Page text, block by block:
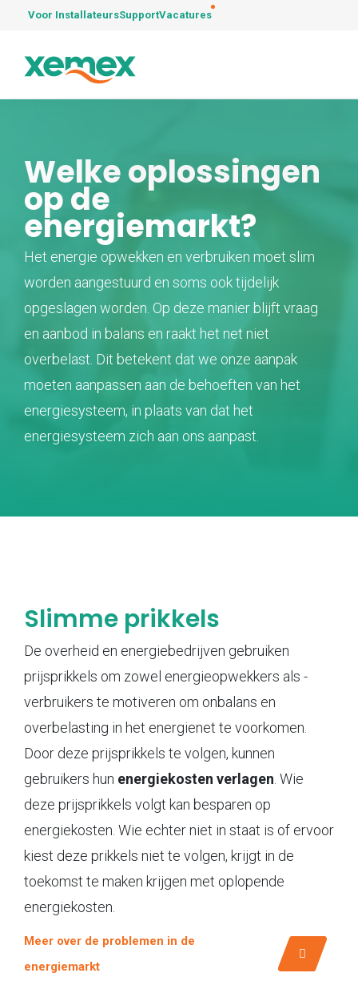
Voor InstallateursSupportVacatures
Welke oplossingen
op de
energiemarkt?
Het energie opwekken en verbruiken moet slim
worden aangestuurd en soms ook tijdelijk
opgeslagen worden. Op deze manier blijft vraag
en aanbod in balans en raakt het net niet
overbelast. Dit betekent dat we onze aanpak
moeten aanpassen aan de behoeften van het
energiesysteem, in plaats van dat het
energiesysteem zich aan ons aanpast.
Slimme prikkels
De overheid en energiebedrijven gebruiken
prijsprikkels om zowel energieopwekkers als -
verbruikers te motiveren om onbalans en
overbelasting in het energienet te voorkomen.
Door deze prijsprikkels te volgen, kunnen
gebruikers hun energiekosten verlagen . Wie
deze prijsprikkels volgt kan besparen op
energiekosten. Wie echter niet in staat is of ervoor
kiest deze prikkels niet te volgen, krijgt in de
toekomst te maken krijgen met oplopende
energiekosten.
Meer over de problemen in de
energiemarkt